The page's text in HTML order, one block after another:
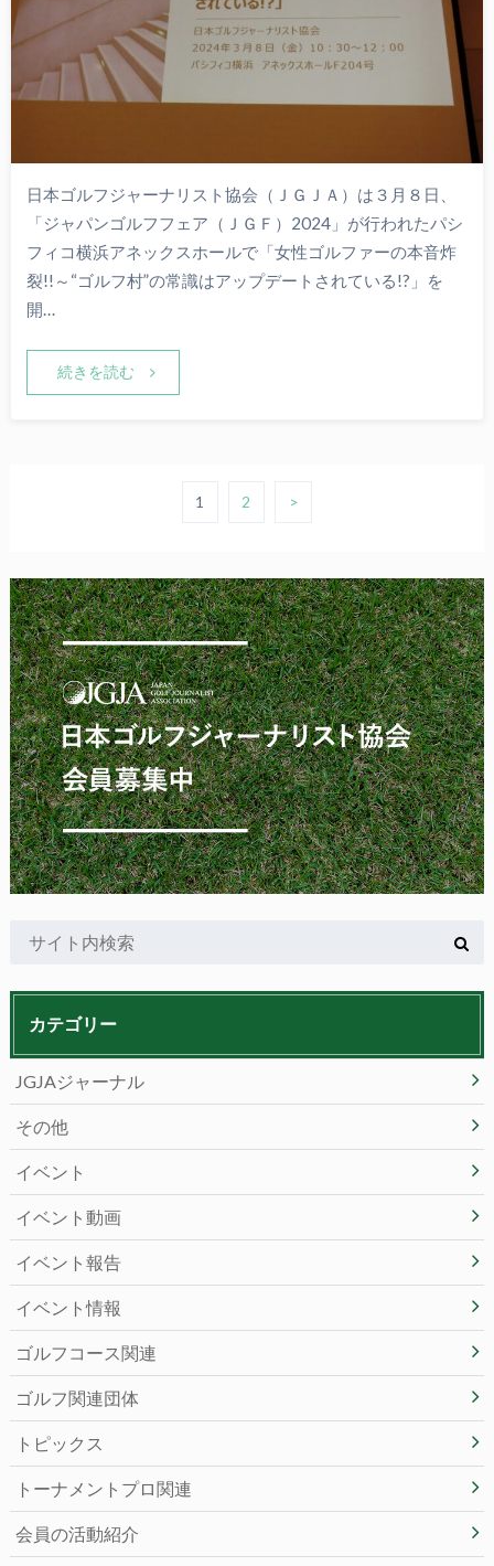
日本ゴルフジャーナリスト協会（ＪＧＪＡ）は３月８日、
「ジャパンゴルフフェア（ＪＧＦ）2024」が行われたパシ
フィコ横浜アネックスホールで「女性ゴルファーの本音炸
裂!!～“ゴルフ村”の常識はアップデートされている!?」を
開…
続きを読む
1 2 >
カテゴリー
JGJAジャーナル
その他
イベント
イベント動画
イベント報告
イベント情報
ゴルフコース関連
ゴルフ関連団体
トピックス
トーナメントプロ関連
会員の活動紹介